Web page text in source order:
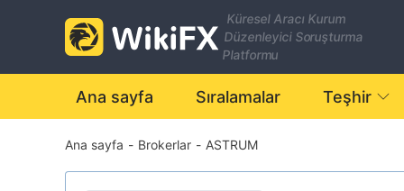
Küresel Aracı Kurum
Düzenleyici Soruşturma
Platformu
Ana sayfa Sıralamalar Teşhir
Ana sayfa - Brokerlar - ASTRUM
0
1
2
2
3
4
3
4
5